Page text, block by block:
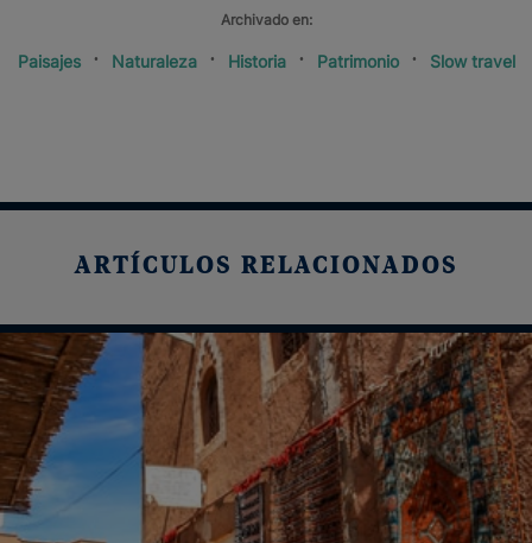
Archivado en:
Paisajes Naturaleza Historia Patrimonio Slow travel
ARTÍCULOS RELACIONADOS